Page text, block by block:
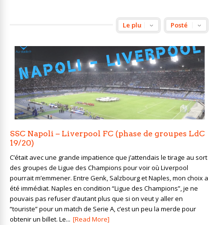
SSC Napoli – Liverpool FC (phase de groupes LdC
19/20)
C’était avec une grande impatience que j’attendais le tirage au sort
des groupes de Ligue des Champions pour voir où Liverpool
pourrait m’emmener. Entre Genk, Salzbourg et Naples, mon choix a
été immédiat. Naples en condition “Ligue des Champions”, je ne
pouvais pas refuser d’autant plus que si on veut y aller en
“touriste” pour un match de Serie A, c’est un peu la merde pour
obtenir un billet. Le... [Read More]